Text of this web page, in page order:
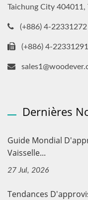
Taichung City 404011,
(+886) 4-22331272
(+886) 4-22331291
Dernières
Guide Mondial
Vaisselle...
27 Jul, 2026
Tendances